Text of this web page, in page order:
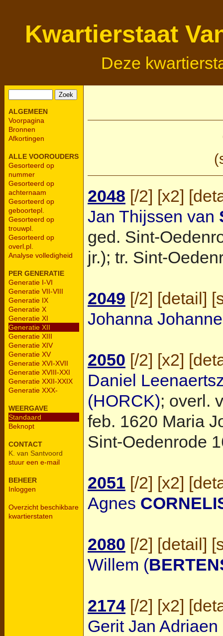
Kwartierstaat
Deze
ALGEMEEN
Voorpagina
Bronnen
Afkortingen
ALLE VOOROUDERS
Gesorteerd op
nummer
Gesorteerd op
achternaam
Gesorteerd op
geboortepl.
Gesorteerd op
trouwpl.
Gesorteerd op
overl.pl.
Analyse volledigheid
PER GENERATIE
Generatie I-VI
Generatie VII-VIII
Generatie IX
Generatie X
Generatie XI
Generatie XII
Generatie XIII
Generatie XIV
Generatie XV
Generatie XVI-XVII
Generatie XVIII-XXI
Generatie XXII-XXIX
Generatie XXX-
WEERGAVE
Standaard
Beknopt
CONTACT
K. van Santvoord
stuur een e-mail
BEHEER
Inloggen
Overzicht beschikbare
kwartierstaten
2048 [/2] [x2] [
Jan Thijssen van
ged. Sint-
jr.); tr. Sint-
2049 [/2] [detail] [
Johanna
2050 [/2] [x2] [
Daniel
(HORCK); overl.
feb. 1620 Maria
Sint-Oedenrode
2051 [/2] [x2] [
Agnes
2080 [/2] [detail] [
Willem (
2174 [/2] [x2] [
Gerit Jan